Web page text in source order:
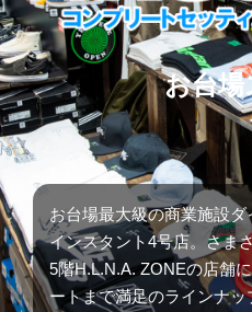
お台
お台場最大級の商業施設
インスタント4号店。さま
5階H.L.N.A. ZONEの店舗
ートまで満足のラインナ